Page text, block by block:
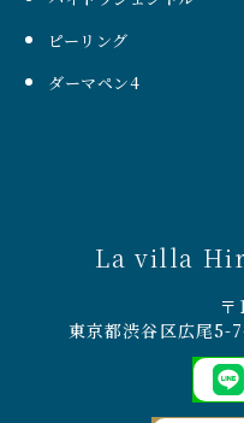
ピーリング
ダーマペン4
La villa
東京都渋谷区広尾5-